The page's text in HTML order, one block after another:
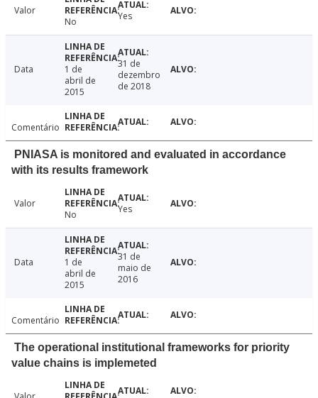
Valor
No
Yes
Data
1 de
abril de
2015
31 de
dezembro
de 2018
Comentário
PNIASA is monitored and evaluated in accordance
with its results framework
Valor
No
Yes
Data
1 de
abril de
2015
31 de
maio de
2016
Comentário
The operational institutional frameworks for priority
value chains is implemeted